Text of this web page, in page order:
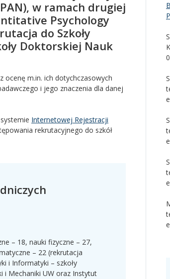
w ramach drugiej
Psychology
do Szkoły
Doktorskiej Nauk
ocenę m.in. ich dotychczasowych
i jego znaczenia dla danej
Internetowej Rejestracji
rekrutacyjnego do szkół
– 18, nauki fizyczne – 27,
– 22 (rekrutacja
i Informatyki – szkoły
i Mechaniki UW oraz Instytut